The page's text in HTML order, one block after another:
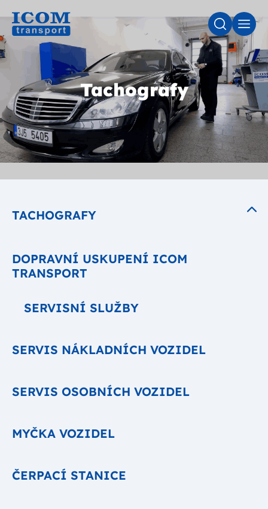
Tachografy
DOPRAVNÍ USKUPENÍ ICOM
TRANSPORT
SERVISNÍ SLUŽBY
SERVIS NÁKLADNÍCH VOZIDEL
SERVIS OSOBNÍCH VOZIDEL
TACHOGRAFY
MYČKA VOZIDEL
ČERPACÍ STANICE